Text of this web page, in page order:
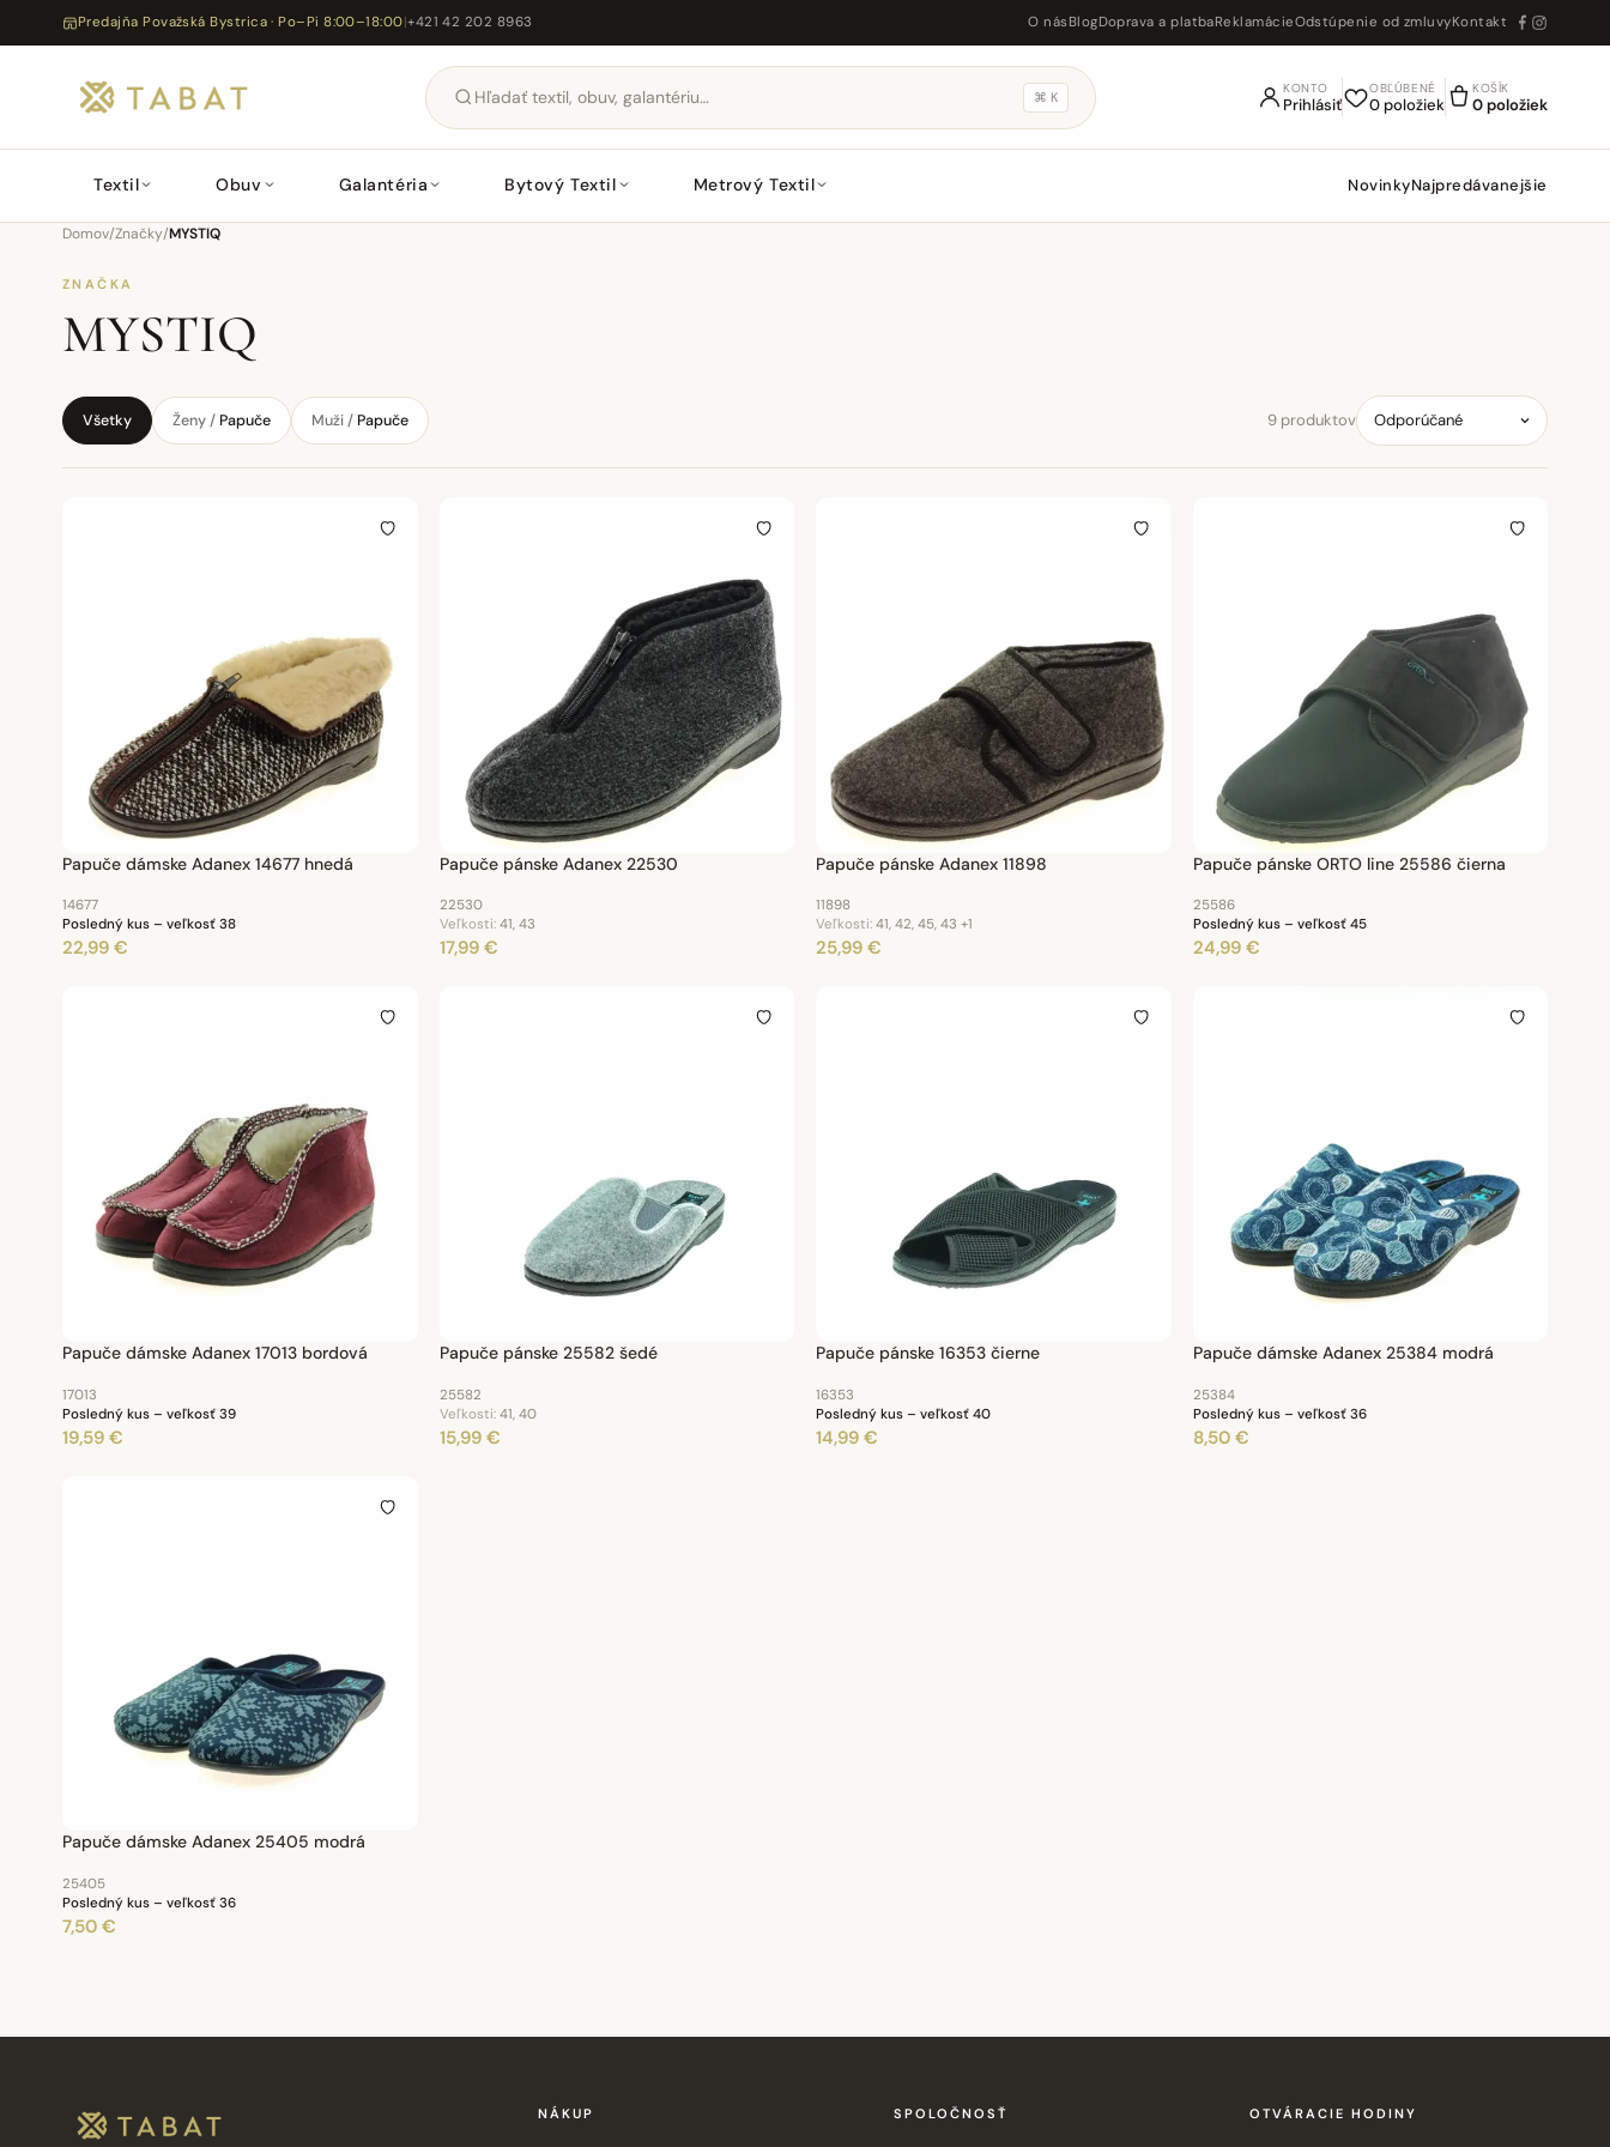
Predajňa Považská Bystrica · Po–Pi 8:00–18:00|+421 42 202 8963 O nás BlogDoprava a platbaReklamácieOdstúpenie od zmluvyKontakt
⌘ K
KONTO
Prihlásiť
OBĽÚBENÉ
0 položiek
KOŠÍK
0 položiek
Textil Obuv Galantéria Bytový Textil Metrový Textil NovinkyNajpredávanejšie
Domov/Značky/MYSTIQ
ZNAČKA
MYSTIQ
Všetky Ženy / Papuče Muži / Papuče 9 produktov
Papuče dámske Adanex 14677 hnedá
14677
Posledný kus – veľkosť 38
22,99 €
Papuče pánske Adanex 22530
22530
Veľkosti:41, 43
17,99 €
Papuče pánske Adanex 11898
11898
Veľkosti: 41, 42, 45, 43 +1
25,99 €
Papuče pánske ORTO line 25586 čierna
25586
Posledný kus – veľkosť 45
24,99 €
Papuče dámske Adanex 17013 bordová
17013
Posledný kus – veľkosť 39
19,59 €
Papuče pánske 25582 šedé
25582
Veľkosti:41, 40
15,99 €
Papuče pánske 16353 čierne
16353
Posledný kus – veľkosť 40
14,99 €
Papuče dámske Adanex 25384 modrá
25384
Posledný kus – veľkosť 36
8,50 €
Papuče dámske Adanex 25405 modrá
25405
Posledný kus – veľkosť 36
7,50 €
NÁKUP SPOLOČNOSŤ OTVÁRACIE HODINY